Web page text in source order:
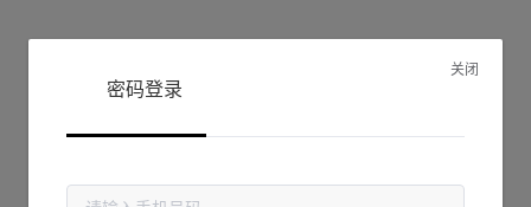
抱歉!
关闭
密码登录